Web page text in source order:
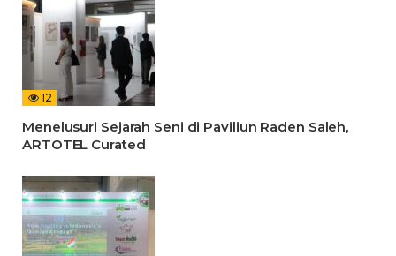
12
Menelusuri Sejarah Seni di Paviliun Raden Saleh,
ARTOTEL Curated